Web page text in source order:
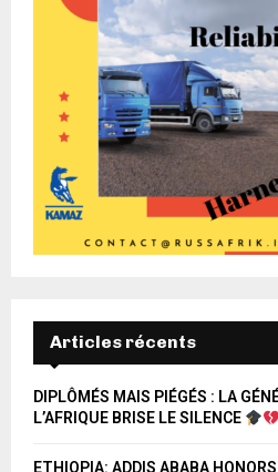
Articles récents
DIPLÔMÉS MAIS PIÉGÉS : LA
L’AFRIQUE BRISE LE SILENCE
ETHIOPIA: ADDIS ABABA